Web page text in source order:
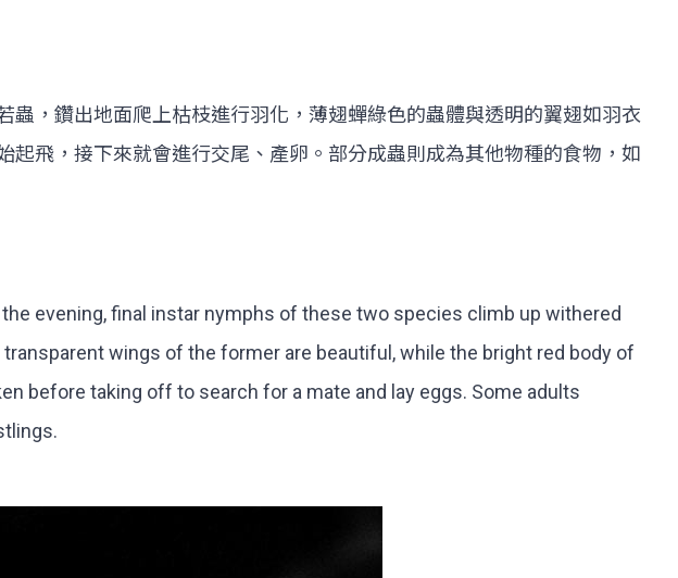
，鑽出地面爬上枯枝進行羽化，薄翅蟬綠色的蟲體與透明的翼翅如羽衣
飛，接下來就會進行交尾、產卵。部分成蟲則成為其他物種的食物，如
evening, final instar nymphs of these two species climb up withered
wings of the former are beautiful, while the bright red body of
before taking off to search for a mate and lay eggs. Some adults